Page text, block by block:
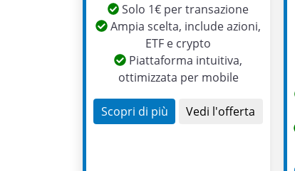
Solo 1€ per transazione
Ampia scelta, include azioni,
ETF e crypto
Piattaforma intuitiva,
ottimizzata per mobile
Scopri di più Vedi l'offerta